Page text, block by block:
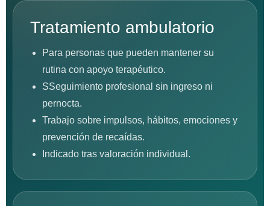
Tratamiento ambulatorio
Para personas que pueden mantener su
rutina con apoyo terapéutico.
SSeguimiento profesional sin ingreso ni
pernocta.
Trabajo sobre impulsos, hábitos, emociones y
prevención de recaídas.
Indicado tras valoración individual.